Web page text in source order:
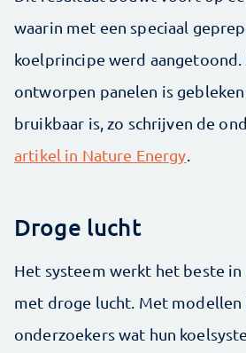
waarin met een speciaal
koelprincipe werd aangetoond.
ontworpen panelen is
bruikbaar is, zo schrijven de
artikel in Nature Energy.
Droge lucht
Het systeem werkt het beste in
met droge lucht. Met modellen
onderzoekers wat hun